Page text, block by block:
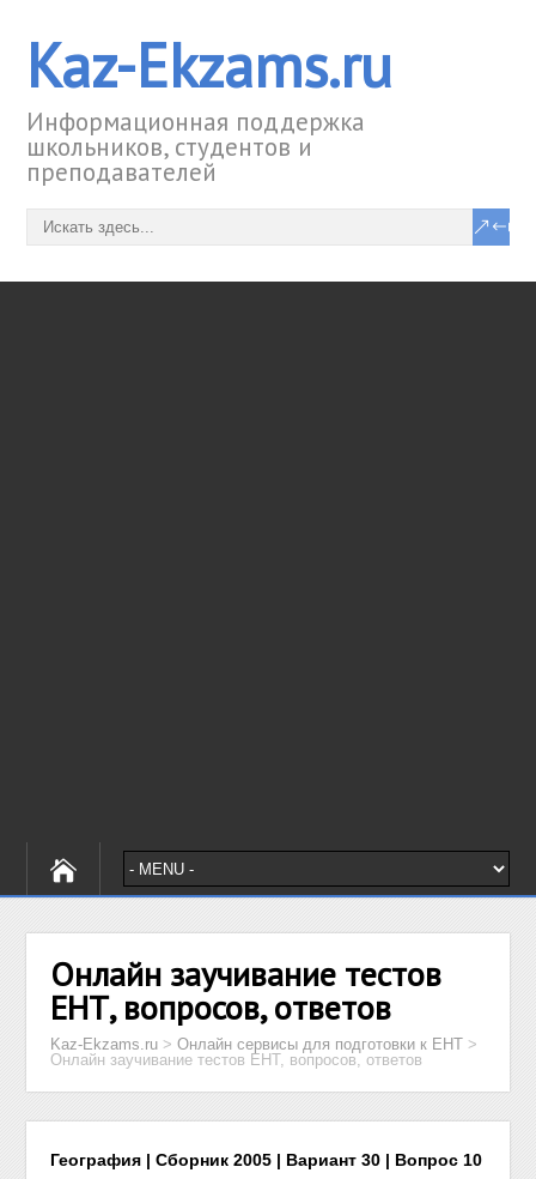
Kaz-Ekzams.ru
Информационная поддержка
школьников, студентов и
преподавателей
Онлайн заучивание тестов
ЕНТ, вопросов, ответов
Kaz-Ekzams.ru >Онлайн сервисы для подготовки к ЕНТ >
Онлайн заучивание тестов ЕНТ, вопросов, ответов
География | Сборник 2005 | Вариант 30 | Вопрос 10